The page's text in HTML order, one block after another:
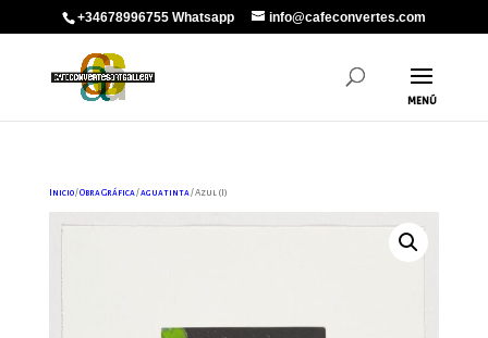
+34678996755 Whatsapp info@cafeconvertes.com
Inicio/Obra Gráfica/aguatinta/ Azul (I)